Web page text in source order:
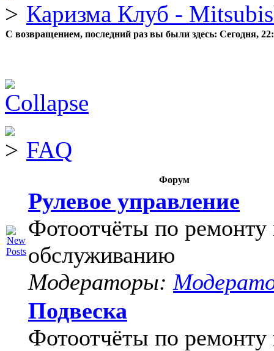
Каризма Клуб -
С возвращением, последний раз вы были здесь: Сегодня,
FAQ
Форум
Рулевое управление
Фотоотчёты по ремонту
обслуживанию
Модераторы:
Подвеска
Фотоотчёты по ремонту